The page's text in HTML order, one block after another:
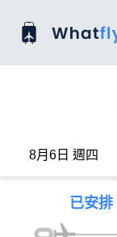
8月6日 週四
已安排